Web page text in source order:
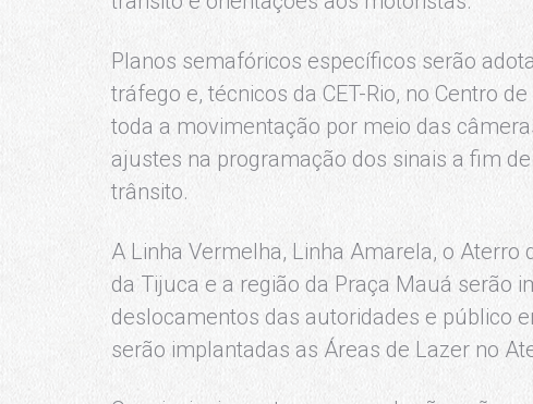
Planos semafóricos específicos serão
tráfego e, técnicos da CET-Rio, no Centro
toda a movimentação por meio das
ajustes na programação dos sinais a fim
trânsito.
A Linha Vermelha, Linha Amarela, o Aterro
da Tijuca e a região da Praça Mauá serão
deslocamentos das autoridades e público
serão implantadas as Áreas de Lazer no